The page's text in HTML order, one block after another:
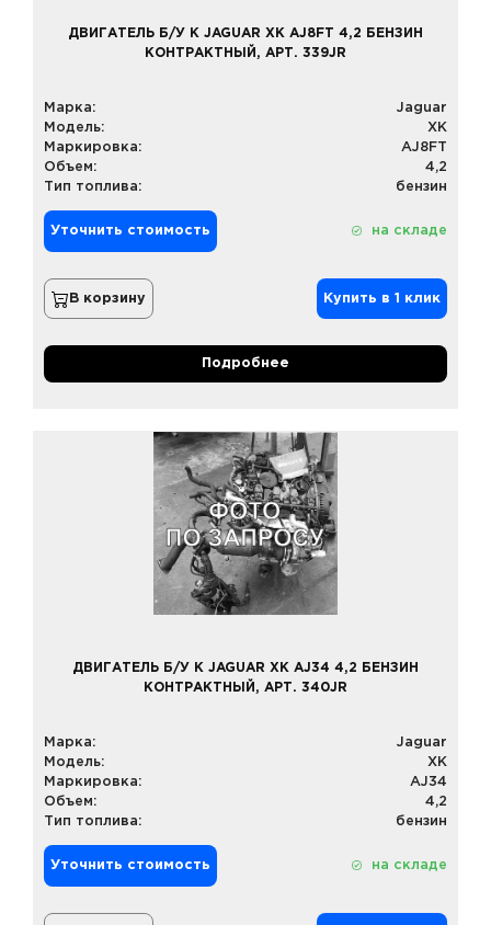
ДВИГАТЕЛЬ Б/У К JAGUAR XK AJ8FT 4,2 БЕНЗИН
КОНТРАКТНЫЙ, АРТ. 339JR
Марка:
Jaguar
Модель:
XK
Маркировка:
AJ8FT
Объем:
4,2
Тип топлива:
бензин
Уточнить стоимость на складе
В корзину Купить в 1 клик
Подробнее
ДВИГАТЕЛЬ Б/У К JAGUAR XK AJ34 4,2 БЕНЗИН
КОНТРАКТНЫЙ, АРТ. 340JR
Марка:
Jaguar
Модель:
XK
Маркировка:
AJ34
Объем:
4,2
Тип топлива:
бензин
Уточнить стоимость на складе